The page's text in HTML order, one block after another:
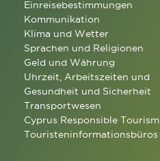
Einreisebestimmungen
Kommunikation
Klima und Wetter
Sprachen und Religionen
Geld und Währung
Uhrzeit, Arbeitszeiten und
Gesundheit und Sicherheit
Transportwesen
Cyprus Responsible Tourism
Touristeninformationsbüros